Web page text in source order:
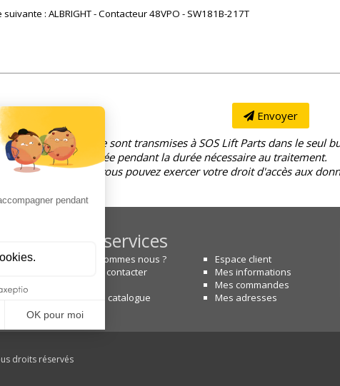
Envoyer
de ce formulaire sont transmises à SOS Lift Parts dans le seul
email sera conservée pendant la durée nécessaire au traitement.
et libertés », vous pouvez exercer votre droit d'accès aux
Nos services
Qui sommes nous ?
Nous contacter
Notre catalogue
Espace client
Mes informations
Mes commandes
Mes adresses
droits réservés